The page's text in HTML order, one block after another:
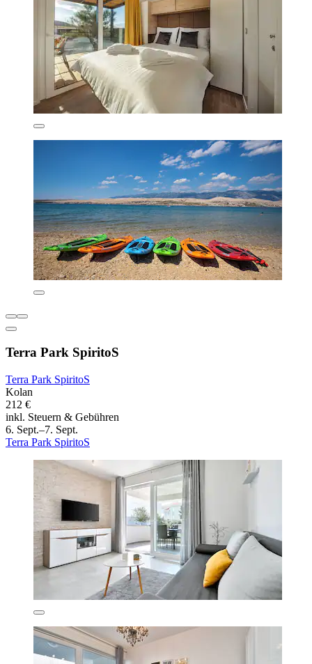
Terra Park SpiritoS
Terra Park SpiritoS
Kolan
212 €
inkl. Steuern & Gebühren
6. Sept.–7. Sept.
Terra Park SpiritoS